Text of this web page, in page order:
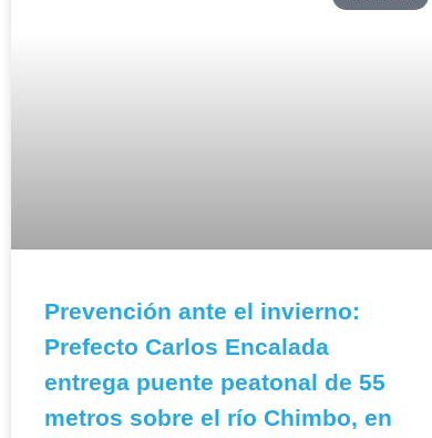
Prevención ante el invierno:
Prefecto Carlos Encalada
entrega puente peatonal de 55
metros sobre el río Chimbo, en